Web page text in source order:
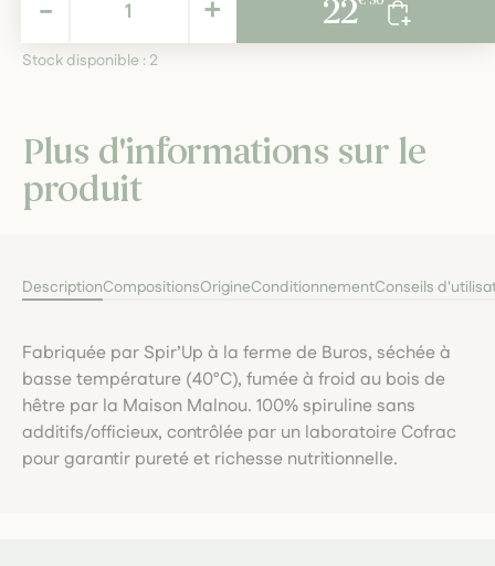
TTC+
- 22
Stock disponible : 2
Plus d'informations sur le
produit
DescriptionCompositionsOrigineConditionnementConseils
Fabriquée par Spir’Up à la ferme de Buros, séchée à
basse température (40°C), fumée à froid au bois de
hêtre par la Maison Malnou. 100% spiruline sans
additifs/officieux, contrôlée par un laboratoire Cofrac
pour garantir pureté et richesse nutritionnelle.